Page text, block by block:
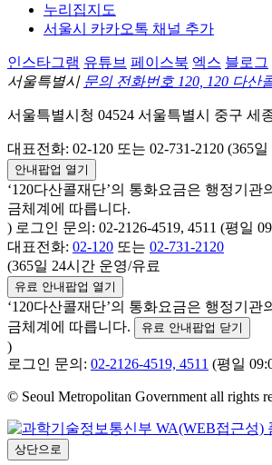
누리집지도
서울시 카카오톡 채널 추가
인스타그램 유튜브 페이스북 엑스 블로그
서울특별시 문의 전화번호 120, 120 다산
서울특별시청 04524 서울특별시 중구 세
대표전화: 02-120 또는 02-731-2120 (365
안내팝업 열기
‘120다산콜재단’의 통화요금은 행정기관
금체계에 따릅니다.
) 로그인 문의: 02-2126-4519, 4511 (평일
대표전화: 02-120 또는 02-731-2120
(365일 24시간 운영/유료
유료 안내팝업 열기
‘120다산콜재단’의 통화요금은 행정기관
금체계에 따릅니다.
유료 안내팝업 닫기
)
로그인 문의: 02-2126-4519, 4511 (평일
© Seoul Metropolitan Government all rights
상단으로